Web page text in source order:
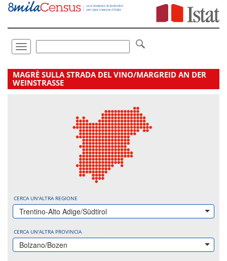
Vai
direttamente
Toggle
navigation
.
MAGRÈ SULLA STRADA DEL VINO/MARGREID AN DER
WEINSTRASSE
CERCA UN'ALTRA REGIONE
Trentino-Alto Adige/Südtirol
CERCA UN'ALTRA PROVINCIA
Bolzano/Bozen